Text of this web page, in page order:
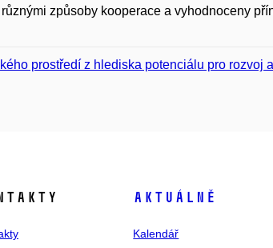
způsoby kooperace a vyhodnoceny
prostředí z hlediska potenciálu pro rozvoj
Aktuálně
Kalendář